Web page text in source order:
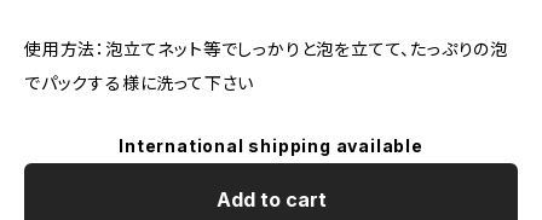
使用方法：泡立てネット等でしっかりと泡を立てて、たっぷりの泡
でパックする様に洗って下さい
International shipping available
Add to cart